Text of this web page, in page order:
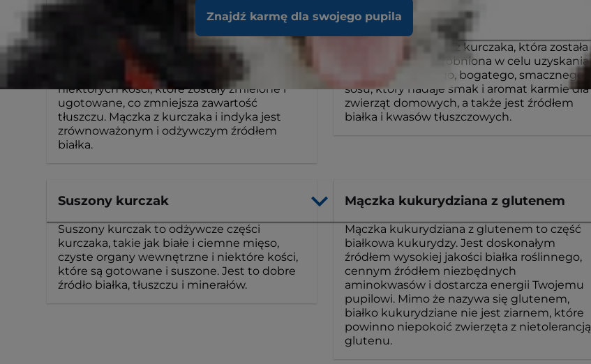
Znajdź karmę dla swojego pupila
Posiłek z kurczakiem i indykiem
Mączka z kurczaka i indyka składa się z
białego i ciemnego mięsa z kurczaka i
indyka, czystych organów wewnętrznych i
niektórych kości, które zostały zmielone i
ugotowane, co zmniejsza zawartość
tłuszczu. Mączka z kurczaka i indyka jest
zrównoważonym i odżywczym źródłem
białka.
Digest
Digest to wątróbka z kurczaka, która została
ugotowana i rozdrobniona w celu uzyskania
skoncentrowanego, bogatego, smacznego
sosu, który nadaje smak i aromat karmie dla
zwierząt domowych, a także jest źródłem
białka i kwasów tłuszczowych.
Suszony kurczak
Suszony kurczak to odżywcze części
kurczaka, takie jak białe i ciemne mięso,
czyste organy wewnętrzne i niektóre kości,
które są gotowane i suszone. Jest to dobre
źródło białka, tłuszczu i minerałów.
Mączka kukurydziana z glutenem
Mączka kukurydziana z glutenem to część
białkowa kukurydzy. Jest doskonałym
źródłem wysokiej jakości białka roślinnego,
cennym źródłem niezbędnych
aminokwasów i dostarcza energii Twojemu
pupilowi. Mimo że nazywa się glutenem,
białko kukurydziane nie jest ziarnem, które
powinno niepokoić zwierzęta z nietolerancją
glutenu.